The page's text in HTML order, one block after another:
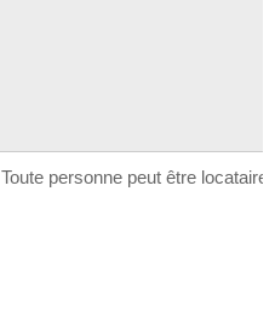
Toute personne peut être locataire